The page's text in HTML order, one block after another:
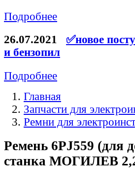
Подробнее
26.07.2021
✅новое
и бензопил
Подробнее
Главная
Запчасти для
Ремни для
Ремень 6PJ559 (для
станка МОГИЛЕВ